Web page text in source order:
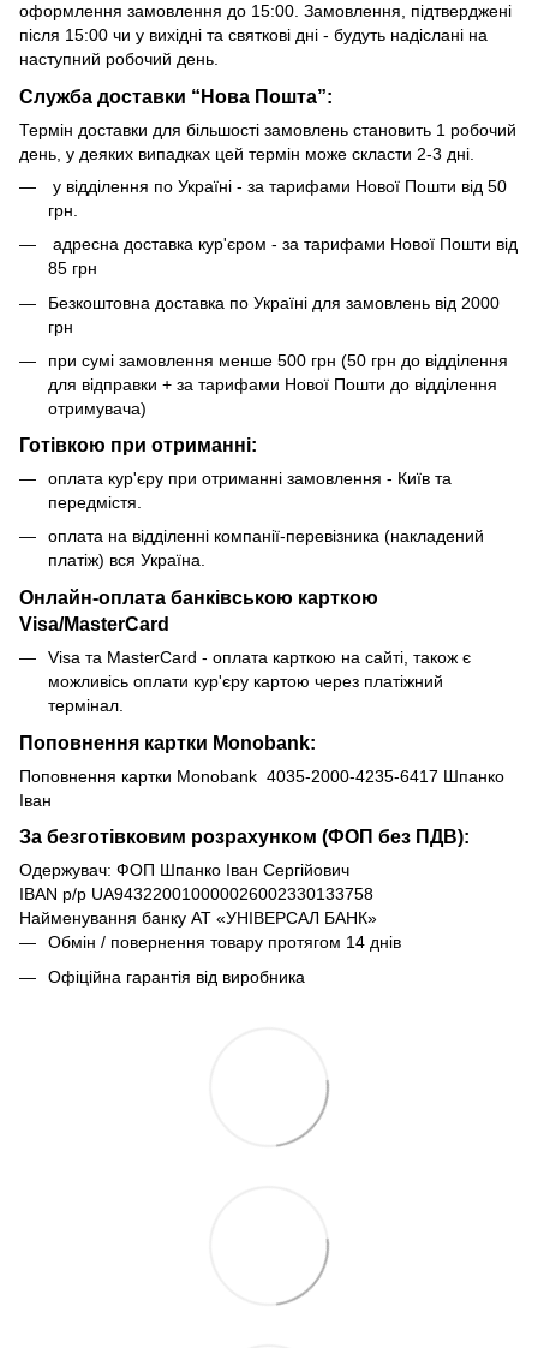
оформлення замовлення до 15:00. Замовлення, підтверджені
після 15:00 чи у вихідні та святкові дні - будуть надіслані на
наступний робочий день.
Служба доставки “Нова Пошта”:
Термін доставки для більшості замовлень становить 1 робочий
день, у деяких випадках цей термін може скласти 2-3 дні.
у відділення по Україні - за тарифами Нової Пошти від 50
грн.
адресна доставка кур'єром - за тарифами Нової Пошти від
85 грн
Безкоштовна доставка по Україні для замовлень від 2000
грн
при сумі замовлення менше 500 грн (50 грн до відділення
для відправки + за тарифами Нової Пошти до відділення
отримувача)
Готівкою при отриманні:
оплата кур'єру при отриманні замовлення - Київ та
передмістя.
оплата на відділенні компанії-перевізника (накладений
платіж) вся Україна.
Онлайн-оплата банківською карткою
Visa/MasterCard
Visa та MasterCard - оплата карткою на сайті, також є
можливісь оплати кур'єру картою через платіжний
термінал.
Поповнення картки Monobank:
Поповнення картки Monobank 4035-2000-4235-6417 Шпанко
Іван
За безготівковим розрахунком (ФОП без ПДВ):
Одержувач: ФОП Шпанко Іван Сергійович
IBAN р/р UA943220010000026002330133758
Найменування банку АТ «УНІВЕРСАЛ БАНК»
Обмін / повернення товару протягом 14 днів
Офіційна гарантія від виробника